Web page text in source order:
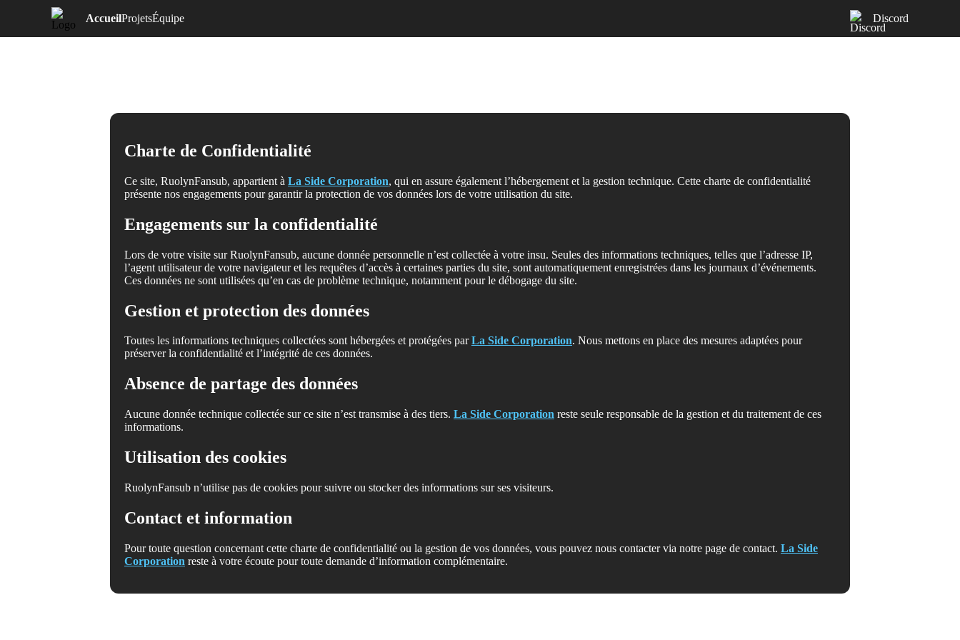
AccueilProjetsÉquipe Discord
Charte de Confidentialité
Ce site, RuolynFansub, appartient à La Side Corporation, qui en assure également l’hébergement et la gestion technique. Cette charte de confidentialité
présente nos engagements pour garantir la protection de vos données lors de votre utilisation du site.
Engagements sur la confidentialité
Lors de votre visite sur RuolynFansub, aucune donnée personnelle n’est collectée à votre insu. Seules des informations techniques, telles que l’adresse IP,
l’agent utilisateur de votre navigateur et les requêtes d’accès à certaines parties du site, sont automatiquement enregistrées dans les journaux d’événements.
Ces données ne sont utilisées qu’en cas de problème technique, notamment pour le débogage du site.
Gestion et protection des données
Toutes les informations techniques collectées sont hébergées et protégées parLa Side Corporation. Nous mettons en place des mesures adaptées pour
préserver la confidentialité et l’intégrité de ces données.
Absence de partage des données
Aucune donnée technique collectée sur ce site n’est transmise à des tiers. La Side Corporation reste seule responsable de la gestion et du traitement de ces
informations.
Utilisation des cookies
RuolynFansub n’utilise pas de cookies pour suivre ou stocker des informations sur ses visiteurs.
Contact et information
Pour toute question concernant cette charte de confidentialité ou la gestion de vos données, vous pouvez nous contacter via notre page de contact. La Side
Corporation reste à votre écoute pour toute demande d’information complémentaire.